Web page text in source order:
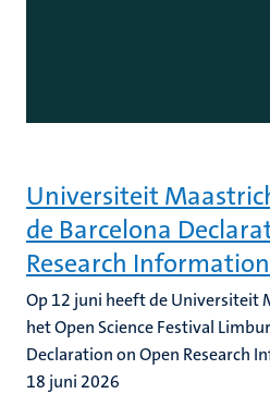
Universiteit
de Barcelona
Research Information
Op 12 juni heeft de Universiteit
het Open Science Festival
Declaration on Open Research
18 juni 2026